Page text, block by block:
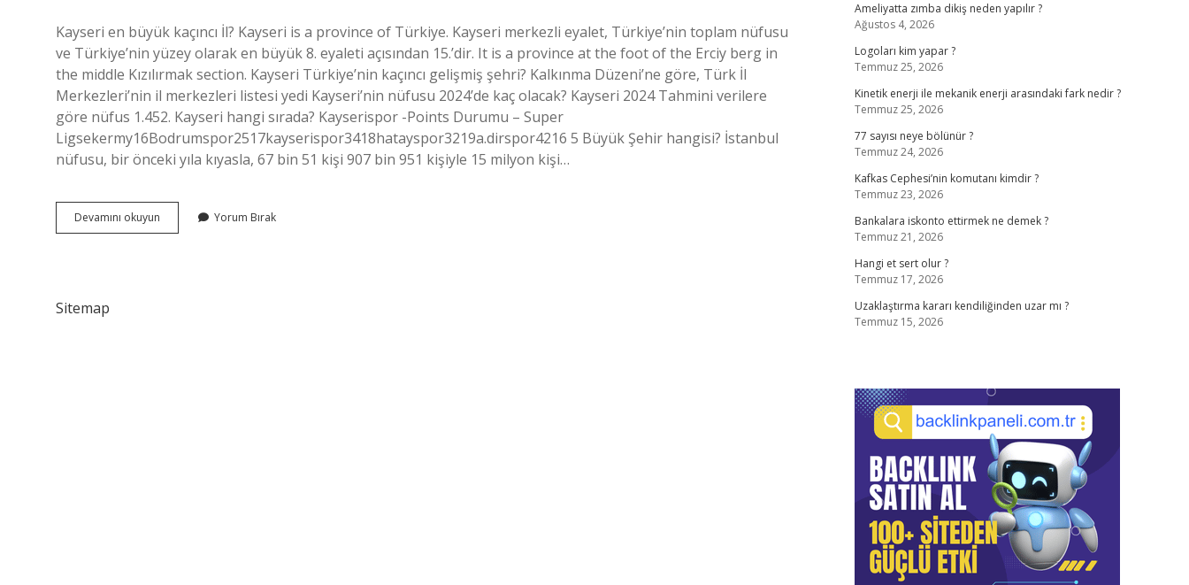
Kayseri en büyük kaçıncı İl? Kayseri is a province of Türkiye. Kayseri merkezli eyalet, Türkiye’nin toplam nüfusu
ve Türkiye’nin yüzey olarak en büyük 8. eyaleti açısından 15.’dir. It is a province at the foot of the Erciy berg in
the middle Kızılırmak section. Kayseri Türkiye’nin kaçıncı gelişmiş şehri? Kalkınma Düzeni’ne göre, Türk İl
Merkezleri’nin il merkezleri listesi yedi Kayseri’nin nüfusu 2024’de kaç olacak? Kayseri 2024 Tahmini verilere
göre nüfus 1.452. Kayseri hangi sırada? Kayserispor -Points Durumu – Super
Ligsekermy16Bodrumspor2517kayserispor3418hatayspor3219a.dirspor4216 5 Büyük Şehir hangisi? İstanbul
nüfusu, bir önceki yıla kıyasla, 67 bin 51 kişi 907 bin 951 kişiyle 15 milyon kişi…
Devamını okuyun
Il
Yorum Bırak
Sitemap
Ameliyatta zımba dikiş neden yapılır ?
Ağustos 4, 2026
Logoları kim yapar ?
Temmuz 25, 2026
Kinetik enerji ile mekanik enerji arasındaki fark nedir ?
Temmuz 25, 2026
77 sayısı neye bölünür ?
Temmuz 24, 2026
Kafkas Cephesi’nin komutanı kimdir ?
Temmuz 23, 2026
Bankalara iskonto ettirmek ne demek ?
Temmuz 21, 2026
Hangi et sert olur ?
Temmuz 17, 2026
Uzaklaştırma kararı kendiliğinden uzar mı ?
Temmuz 15, 2026